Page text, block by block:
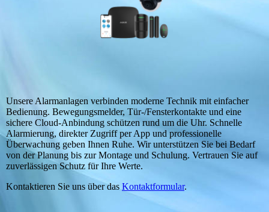
Unsere Alarmanlagen verbinden moderne Technik mit einfacher
Bedienung. Bewegungsmelder, Tür-/Fensterkontakte und eine
sichere Cloud-Anbindung schützen rund um die Uhr. Schnelle
Alarmierung, direkter Zugriff per App und professionelle
Überwachung geben Ihnen Ruhe. Wir unterstützen Sie bei Bedarf
von der Planung bis zur Montage und Schulung. Vertrauen Sie auf
zuverlässigen Schutz für Ihre Werte.
Kontaktieren Sie uns über das Kontaktformular.